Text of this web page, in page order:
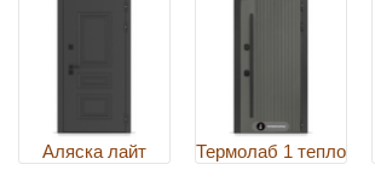
Аляска лайт Термолаб 1 тепло